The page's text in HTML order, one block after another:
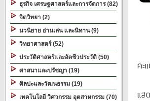
ธุรกิจ เศรษฐศาสตร์และการจัดการ (82)
จิตวิทยา (2)
นวนิยาย อ่านเล่น และนิทาน (9)
วิทยาศาสตร์ (52)
ประวัติศาสตร์และอัตชีวประวัติ (50)
ศาสนาและปรัชญา (19)
ศิลปะและวัฒนธรรม (19)
เทคโนโลยี วิศวกรรม อุตสาหกรรม (70)
คะ
แส